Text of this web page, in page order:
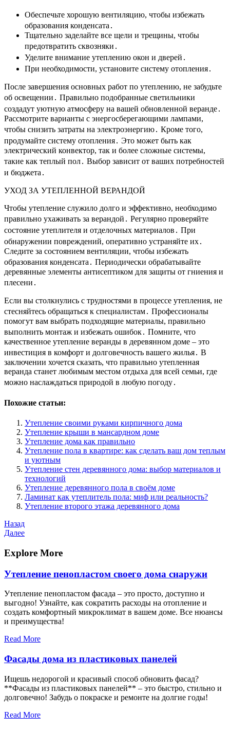
Обеспечьте хорошую вентиляцию, чтобы избежать
образования конденсата․
Тщательно заделайте все щели и трещины, чтобы
предотвратить сквозняки․
Уделите внимание утеплению окон и дверей․
При необходимости, установите систему отопления․
После завершения основных работ по утеплению, не забудьте
об освещении․ Правильно подобранные светильники
создадут уютную атмосферу на вашей обновленной веранде․
Рассмотрите варианты с энергосберегающими лампами,
чтобы снизить затраты на электроэнергию․ Кроме того,
продумайте систему отопления․ Это может быть как
электрический конвектор, так и более сложные системы,
такие как теплый пол․ Выбор зависит от ваших потребностей
и бюджета․
УХОД ЗА УТЕПЛЕННОЙ ВЕРАНДОЙ
Чтобы утепление служило долго и эффективно, необходимо
правильно ухаживать за верандой․ Регулярно проверяйте
состояние утеплителя и отделочных материалов․ При
обнаружении повреждений, оперативно устраняйте их․
Следите за состоянием вентиляции, чтобы избежать
образования конденсата․ Периодически обрабатывайте
деревянные элементы антисептиком для защиты от гниения и
плесени․
Если вы столкнулись с трудностями в процессе утепления, не
стесняйтесь обращаться к специалистам․ Профессионалы
помогут вам выбрать подходящие материалы, правильно
выполнить монтаж и избежать ошибок․ Помните, что
качественное утепление веранды в деревянном доме – это
инвестиция в комфорт и долговечность вашего жилья․ В
заключении хочется сказать, что правильно утепленная
веранда станет любимым местом отдыха для всей семьи, где
можно наслаждаться природой в любую погоду․
Похожие статьи:
Утепление своими руками кирпичного дома
Утепление крыши в мансардном доме
Утепление дома как правильно
Утепление пола в квартире: как сделать ваш дом теплым
и уютным
Утепление стен деревянного дома: выбор материалов и
технологий
Утепление деревянного пола в своём доме
Ламинат как утеплитель пола: миф или реальность?
Утепление второго этажа деревянного дома
Навигация
по
записям
Предыдущая
запись
Назад
Следующая
Далее
Explore More
Утепление пенопластом своего дома снаружи
Утепление пенопластом фасада – это просто, доступно и
выгодно! Узнайте, как сократить расходы на отопление и
создать комфортный микроклимат в вашем доме. Все нюансы
и преимущества!
Read More
Фасады дома из пластиковых панелей
Ищешь недорогой и красивый способ обновить фасад?
**Фасады из пластиковых панелей** – это быстро, стильно и
долговечно! Забудь о покраске и ремонте на долгие годы!
Read More